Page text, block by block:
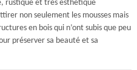
rustique et très esthétique
non seulement les mousses mais
en bois qui n’ont subis que peu
préserver sa beauté et sa